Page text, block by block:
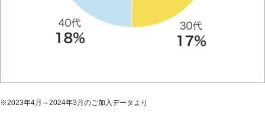
※2023年4月～2024年3月のご加入データより